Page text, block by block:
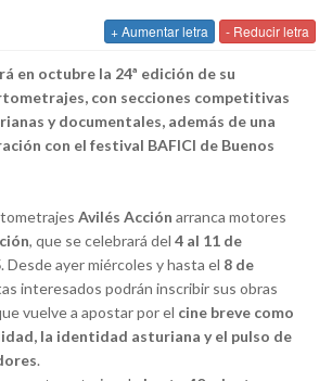
+ Aumentar letra - Reducir letra
en octubre la 24ª edición de su
con secciones competitivas
y documentales, además de una
con el festival BAFICI de Buenos
Avilés Acción arranca motores
, que se celebrará del 4 al 11 de
. Desde ayer miércoles y hasta el 8 de
interesados podrán inscribir sus obras
vuelve a apostar por el cine breve como
la identidad asturiana y el pulso de
.